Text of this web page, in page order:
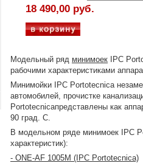
18 490,00 руб.
Модельный ряд минимоек IPC
рабочими характеристиками
Минимойки IPC Portotecnica
автомобилей, прочистке
Portotecnicaпредставлены как
90 град. С.
В модельном ряде минимоек IPC
характеристик):
- ONE-AF 1005M (IPC Portotecnica)